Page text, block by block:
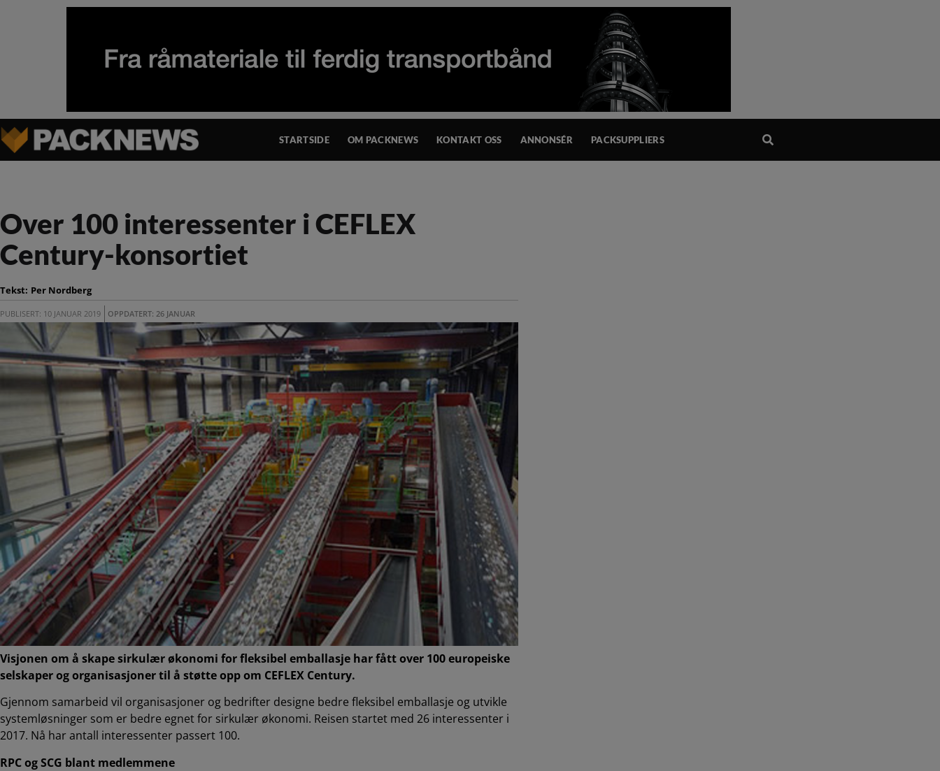
STARTSIDE OM PACKNEWS KONTAKT OSS ANNONSÉR PACKSUPPLIERS
Over 100 interessenter i CEFLEX
Century-konsortiet
Tekst: Per Nordberg
PUBLISERT: 10 JANUAR 2019 OPPDATERT: 26 JANUAR
Visjonen om å skape sirkulær økonomi for fleksibel emballasje har fått over 100 europeiske
selskaper og organisasjoner til å støtte opp om CEFLEX Century.
Gjennom samarbeid vil organisasjoner og bedrifter designe bedre fleksibel emballasje og utvikle
systemløsninger som er bedre egnet for sirkulær økonomi. Reisen startet med 26 interessenter i
2017. Nå har antall interessenter passert 100.
RPC og SCG blant medlemmene